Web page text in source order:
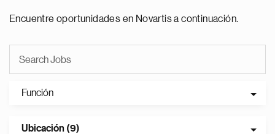
Encuentre oportunidades en Novartis a continuación.
Función
Ubicación (9)